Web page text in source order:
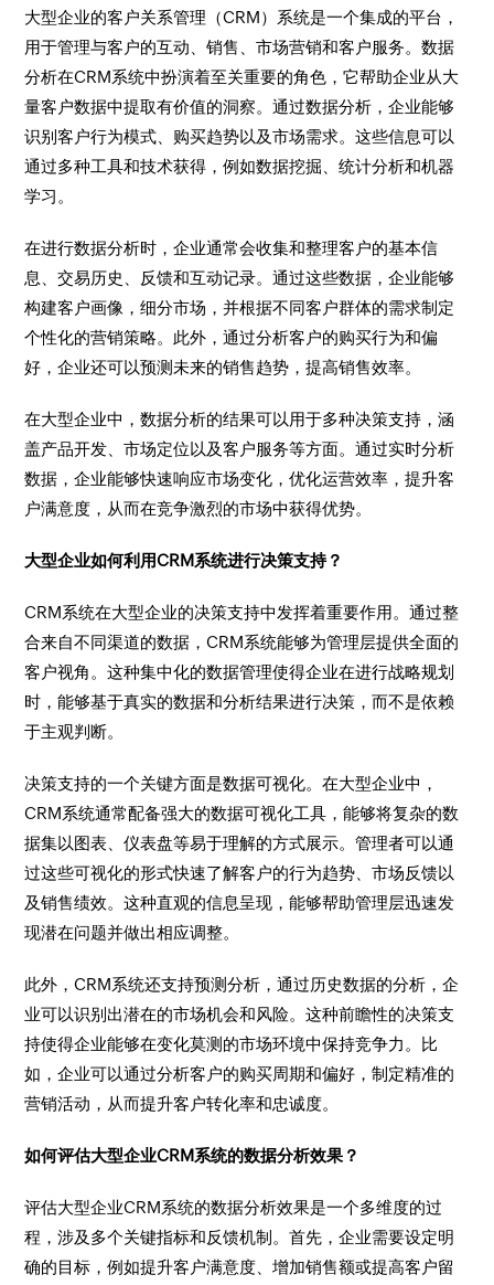
大型企业的客户关系管理（CRM）系统是一个集成的平台，
用于管理与客户的互动、销售、市场营销和客户服务。数据
分析在CRM系统中扮演着至关重要的角色，它帮助企业从大
量客户数据中提取有价值的洞察。通过数据分析，企业能够
识别客户行为模式、购买趋势以及市场需求。这些信息可以
通过多种工具和技术获得，例如数据挖掘、统计分析和机器
学习。
在进行数据分析时，企业通常会收集和整理客户的基本信
息、交易历史、反馈和互动记录。通过这些数据，企业能够
构建客户画像，细分市场，并根据不同客户群体的需求制定
个性化的营销策略。此外，通过分析客户的购买行为和偏
好，企业还可以预测未来的销售趋势，提高销售效率。
在大型企业中，数据分析的结果可以用于多种决策支持，涵
盖产品开发、市场定位以及客户服务等方面。通过实时分析
数据，企业能够快速响应市场变化，优化运营效率，提升客
户满意度，从而在竞争激烈的市场中获得优势。
大型企业如何利用CRM系统进行决策支持？
CRM系统在大型企业的决策支持中发挥着重要作用。通过整
合来自不同渠道的数据，CRM系统能够为管理层提供全面的
客户视角。这种集中化的数据管理使得企业在进行战略规划
时，能够基于真实的数据和分析结果进行决策，而不是依赖
于主观判断。
决策支持的一个关键方面是数据可视化。在大型企业中，
CRM系统通常配备强大的数据可视化工具，能够将复杂的数
据集以图表、仪表盘等易于理解的方式展示。管理者可以通
过这些可视化的形式快速了解客户的行为趋势、市场反馈以
及销售绩效。这种直观的信息呈现，能够帮助管理层迅速发
现潜在问题并做出相应调整。
此外，CRM系统还支持预测分析，通过历史数据的分析，企
业可以识别出潜在的市场机会和风险。这种前瞻性的决策支
持使得企业能够在变化莫测的市场环境中保持竞争力。比
如，企业可以通过分析客户的购买周期和偏好，制定精准的
营销活动，从而提升客户转化率和忠诚度。
如何评估大型企业CRM系统的数据分析效果？
评估大型企业CRM系统的数据分析效果是一个多维度的过
程，涉及多个关键指标和反馈机制。首先，企业需要设定明
确的目标，例如提升客户满意度、增加销售额或提高客户留